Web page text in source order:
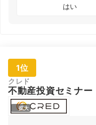
はい
1位
クレド
不動産投資セミナー
拡大